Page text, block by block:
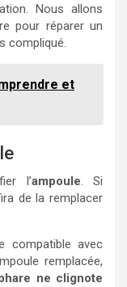
Nous allons
pour réparer un
compliqué.
et
l’ampoule. Si
de la remplacer
compatible avec
remplacée,
ne clignote